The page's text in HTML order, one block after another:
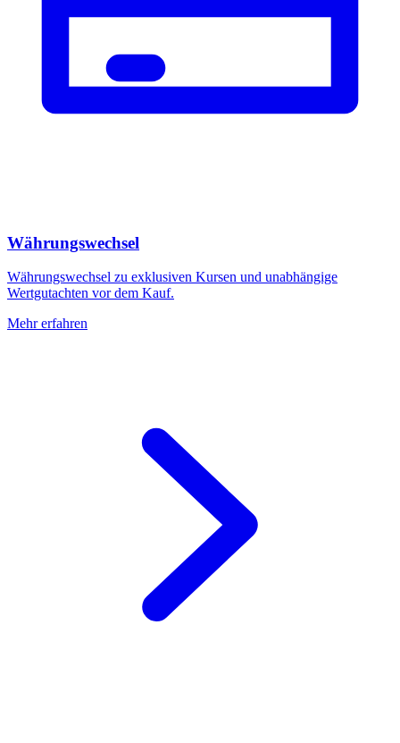
Währungswechsel
Währungswechsel zu exklusiven Kursen und unabhängige
Wertgutachten vor dem Kauf.
Mehr erfahren